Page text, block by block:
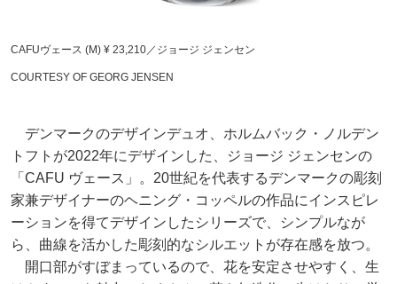
CAFUヴェース (M) ¥ 23,210／ジョージ ジェンセン
COURTESY OF GEORG JENSEN
デンマークのデザインデュオ、ホルムバック・ノルデン
トフトが2022年にデザインした、ジョージ ジェンセンの
「CAFU ヴェース」。20世紀を代表するデンマークの彫刻
家兼デザイナーのヘニング・コッペルの作品にインスピレ
ーションを得てデザインしたシリーズで、シンプルなが
ら、曲線を活かした彫刻的なシルエットが存在感を放つ。
開口部がすぼまっているので、花を安定させやすく、生